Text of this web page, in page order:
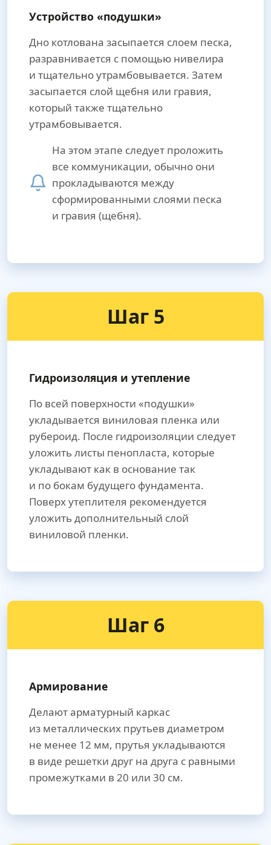
Устройство «подушки»
Дно котлована засыпается слоем песка,
разравнивается с помощью нивелира
и тщательно утрамбовывается. Затем
засыпается слой щебня или гравия,
который также тщательно
утрамбовывается.
На этом этапе следует проложить
все коммуникации, обычно они
прокладываются между
сформированными слоями песка
и гравия (щебня).
Шаг 5
Гидроизоляция и утепление
По всей поверхности «подушки»
укладывается виниловая пленка или
рубероид. После гидроизоляции следует
уложить листы пенопласта, которые
укладывают как в основание так
и по бокам будущего фундамента.
Поверх утеплителя рекомендуется
уложить дополнительный слой
виниловой пленки.
Шаг 6
Армирование
Делают арматурный каркас
из металлических прутьев диаметром
не менее 12 мм, прутья укладываются
в виде решетки друг на друга с равными
промежутками в 20 или 30 см.